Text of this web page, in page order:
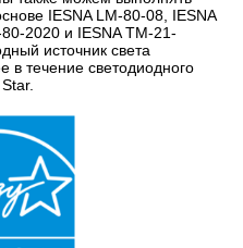
IESNA LM-80-08, IESNA
2020 и IESNA TM-21-
источник света
в течение светодиодного